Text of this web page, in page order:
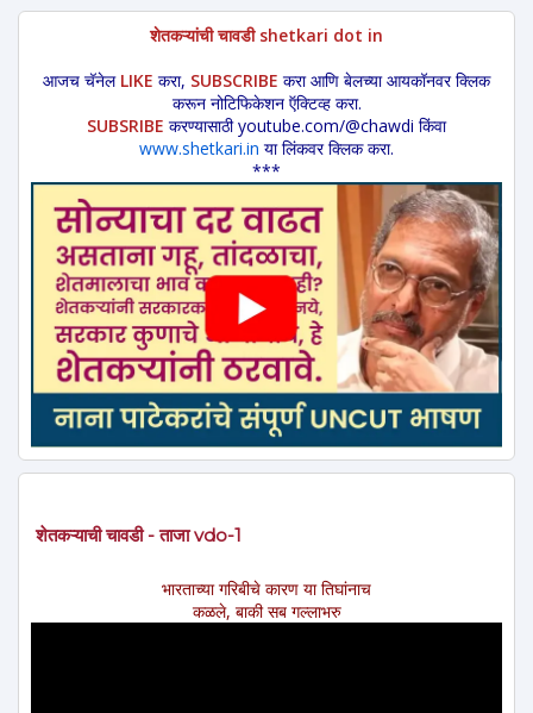
शेतकऱ्यांची चावडी shetkari dot in
आजच चॅनेल LIKE करा, SUBSCRIBE करा आणि बेलच्या आयकॉनवर क्लिक
करून नोटिफिकेशन ऍक्टिव्ह करा.
SUBSRIBE करण्यासाठी youtube.com/@chawdi किंवा
www.shetkari.in या लिंकवर क्लिक करा.
***
शेतकऱ्याची चावडी - ताजा vdo-1
भारताच्या गरिबीचे कारण या तिघांनाच
कळले, बाकी सब गल्लाभरु